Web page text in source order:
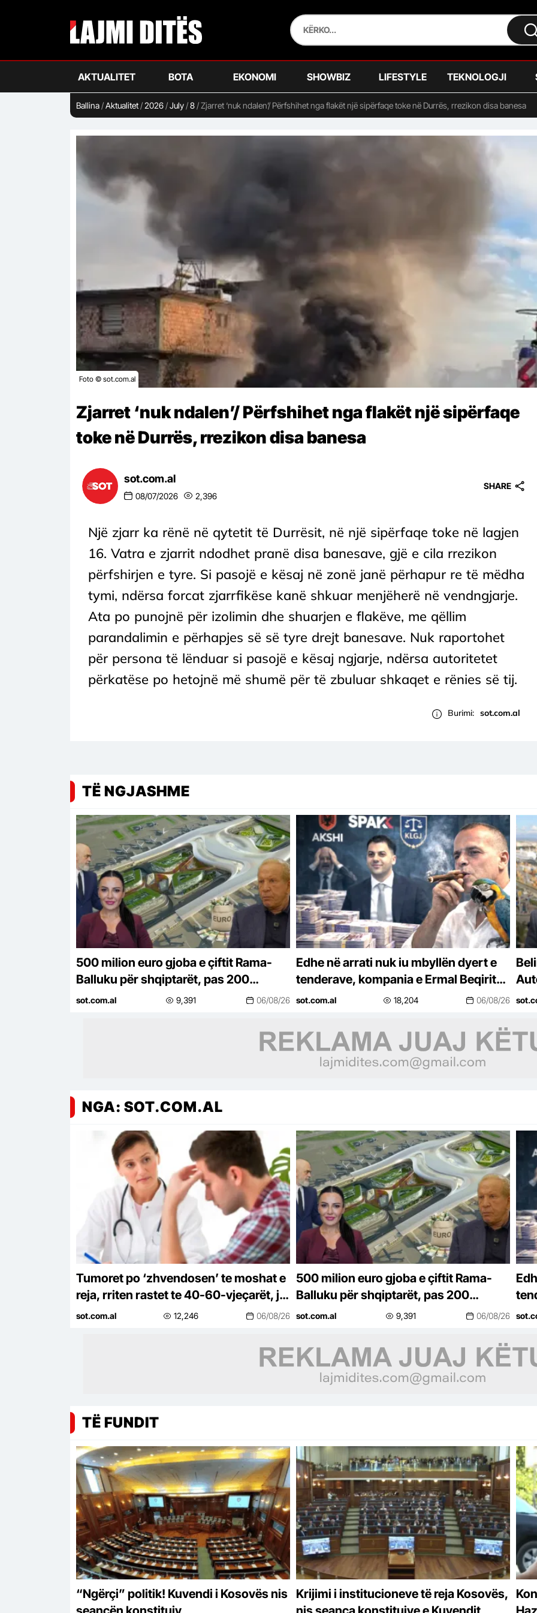
AKTUALITET BOTA EKONOMI SHOWBIZ LIFESTYLE TEKNOLOGJI
Ballina/Aktualitet/2026/July/8/Zjarret ‘nuk ndalen’/ Përfshihet nga flakët një sipërfaqe toke në Durrës, rrezikon disa banesa
Foto © sot.com.al
Zjarret ‘nuk ndalen’/ Përfshihet nga flakët një sipërfaqe
toke në Durrës, rrezikon disa banesa
sot.com.al
08/07/2026 2,396
SHARE
Një zjarr ka rënë në qytetit të Durrësit, në një sipërfaqe toke në lagjen
16. Vatra e zjarrit ndodhet pranë disa banesave, gjë e cila rrezikon
përfshirjen e tyre. Si pasojë e kësaj në zonë janë përhapur re të mëdha
tymi, ndërsa forcat zjarrfikëse kanë shkuar menjëherë në vendngjarje.
Ata po punojnë për izolimin dhe shuarjen e flakëve, me qëllim
parandalimin e përhapjes së së tyre drejt banesave. Nuk raportohet
për persona të lënduar si pasojë e kësaj ngjarje, ndërsa autoritetet
përkatëse po hetojnë më shumë për të zbuluar shkaqet e rënies së tij.
Burimi: sot.com.al
TË NGJASHME
500 milion euro gjoba e çiftit Rama-
Balluku për shqiptarët, pas 200
milionëve të Becchettit gati fatura
sot.com.al 9,391 06/08/26
Edhe në arrati nuk iu mbyllën dyert e
tenderave, kompania e Ermal Beqirit
fitoi kontratë në KESH, procedura u…
sot.com.al 18,204 06/08/26
NGA: SOT.COM.AL
Tumoret po ‘zhvendosen’ te moshat e
reja, rriten rastet te 40-60-vjeçarët, ja
çfarë dyshojnë shkencëtarët
sot.com.al 12,246 06/08/26
500 milion euro gjoba e çiftit Rama-
Balluku për shqiptarët, pas 200
milionëve të Becchettit gati fatura
sot.com.al 9,391 06/08/26
TË FUNDIT
“Ngërçi” politik! Kuvendi i Kosovës nis
Krijimi i institucioneve të reja Kosovës,